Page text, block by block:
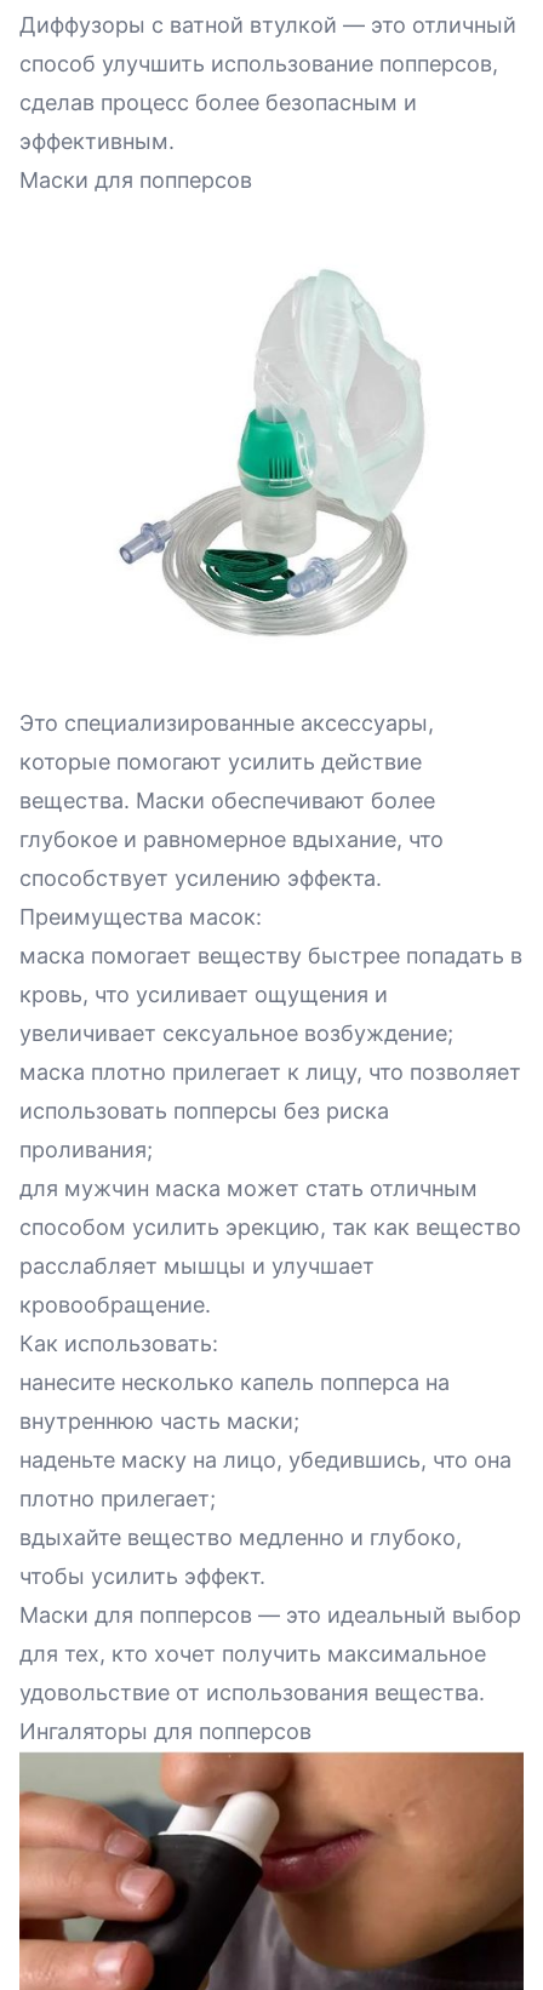
Диффузоры с ватной втулкой — это отличный
способ улучшить использование попперсов,
сделав процесс более безопасным и
эффективным.
Маски для попперсов
Это специализированные аксессуары,
которые помогают усилить действие
вещества. Маски обеспечивают более
глубокое и равномерное вдыхание, что
способствует усилению эффекта.
Преимущества масок:
маска помогает веществу быстрее попадать в
кровь, что усиливает ощущения и
увеличивает сексуальное возбуждение;
маска плотно прилегает к лицу, что позволяет
использовать попперсы без риска
проливания;
для мужчин маска может стать отличным
способом усилить эрекцию, так как вещество
расслабляет мышцы и улучшает
кровообращение.
Как использовать:
нанесите несколько капель попперса на
внутреннюю часть маски;
наденьте маску на лицо, убедившись, что она
плотно прилегает;
вдыхайте вещество медленно и глубоко,
чтобы усилить эффект.
Маски для попперсов — это идеальный выбор
для тех, кто хочет получить максимальное
удовольствие от использования вещества.
Ингаляторы для попперсов